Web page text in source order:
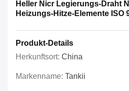
Heller Nicr Legierungs-Draht
Heizungs-Hitze-Elemente ISO
Produkt-Details
Herkunftsort: China
Markenname: Tankii